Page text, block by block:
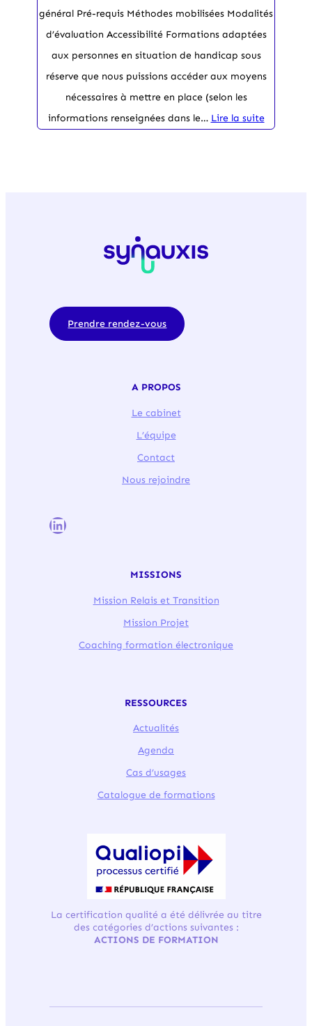
général Pré-requis Méthodes mobilisées Modalités
d’évaluation Accessibilité Formations adaptées
aux personnes en situation de handicap sous
réserve que nous puissions accéder aux moyens
nécessaires à mettre en place (selon les
informations renseignées dans le… Lire la suite
Prendre rendez-vous
A PROPOS
Le cabinet
L’équipe
Contact
Nous rejoindre
LinkedIn
MISSIONS
Mission Relais et Transition
Mission Projet
Coaching formation électronique
RESSOURCES
Actualités
Agenda
Cas d’usages
Catalogue de formations
La certification qualité a été délivrée au titre
des catégories d’actions suivantes :
ACTIONS DE FORMATION